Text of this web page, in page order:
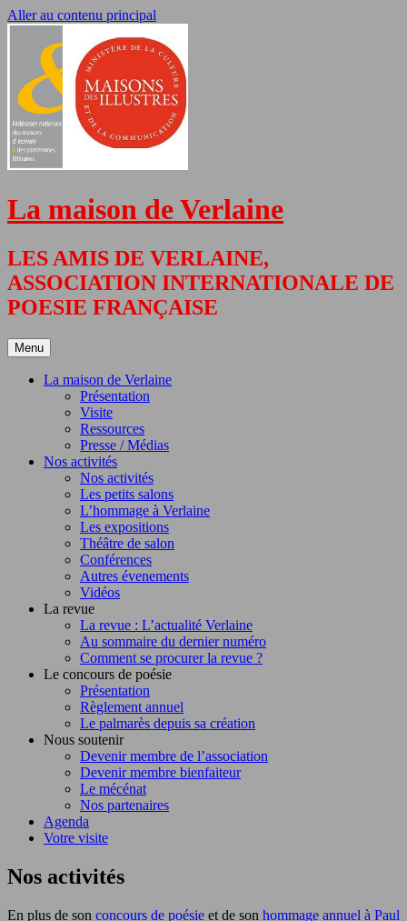
Aller au contenu principal
La maison de Verlaine
LES AMIS DE VERLAINE,
ASSOCIATION INTERNATIONALE DE
POESIE FRANÇAISE
Menu
La maison de Verlaine
Présentation
Visite
Ressources
Presse / Médias
Nos activités
Nos activités
Les petits salons
L’hommage à Verlaine
Les expositions
Théâtre de salon
Conférences
Autres évenements
Vidéos
La revue
La revue : L’actualité Verlaine
Au sommaire du dernier numéro
Comment se procurer la revue ?
Le concours de poésie
Présentation
Règlement annuel
Le palmarès depuis sa création
Nous soutenir
Devenir membre de l’association
Devenir membre bienfaiteur
Le mécénat
Nos partenaires
Agenda
Votre visite
Nos activités
En plus de son concours de poésie et de son hommage annuel à Paul